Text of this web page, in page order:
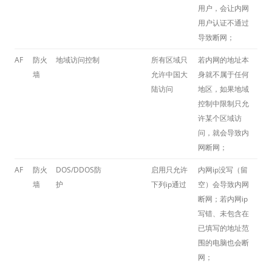
用户，会让内网
用户认证不通过
导致断网；
AF
防火
墙
地域访问控制
所有区域只
允许中国大
陆访问
若内网的地址本
身就不属于任何
地区，如果地域
控制中限制只允
许某个区域访
问，就会导致内
网断网；
AF
防火
墙
DOS/DDOS防
护
启用只允许
下列ip通过
内网ip没写（留
空）会导致内网
断网；若内网ip
写错、未包含在
已填写的地址范
围的电脑也会断
网；